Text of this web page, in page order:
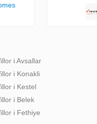
i Avsallar
i Konakli
i Kestel
i Belek
i Fethiye